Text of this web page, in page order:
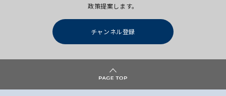
政策提案します。
チャンネル登録